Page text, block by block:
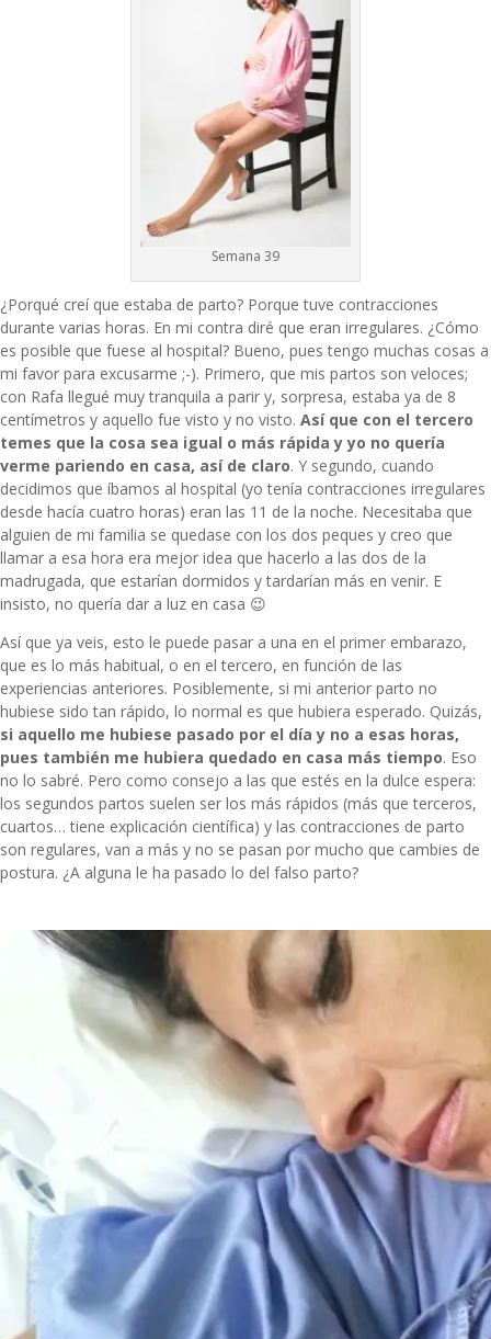
Semana 39
¿Porqué creí que estaba de parto? Porque tuve contracciones
durante varias horas. En mi contra diré que eran irregulares. ¿Cómo
es posible que fuese al hospital? Bueno, pues tengo muchas cosas a
mi favor para excusarme ;-). Primero, que mis partos son veloces;
con Rafa llegué muy tranquila a parir y, sorpresa, estaba ya de 8
centímetros y aquello fue visto y no visto. Así que con el tercero
temes que la cosa sea igual o más rápida y yo no quería
verme pariendo en casa, así de claro. Y segundo, cuando
decidimos que íbamos al hospital (yo tenía contracciones irregulares
desde hacía cuatro horas) eran las 11 de la noche. Necesitaba que
alguien de mi familia se quedase con los dos peques y creo que
llamar a esa hora era mejor idea que hacerlo a las dos de la
madrugada, que estarían dormidos y tardarían más en venir. E
insisto, no quería dar a luz en casa 😉
Así que ya veis, esto le puede pasar a una en el primer embarazo,
que es lo más habitual, o en el tercero, en función de las
experiencias anteriores. Posiblemente, si mi anterior parto no
hubiese sido tan rápido, lo normal es que hubiera esperado. Quizás,
si aquello me hubiese pasado por el día y no a esas horas,
pues también me hubiera quedado en casa más tiempo. Eso
no lo sabré. Pero como consejo a las que estés en la dulce espera:
los segundos partos suelen ser los más rápidos (más que terceros,
cuartos… tiene explicación científica) y las contracciones de parto
son regulares, van a más y no se pasan por mucho que cambies de
postura. ¿A alguna le ha pasado lo del falso parto?